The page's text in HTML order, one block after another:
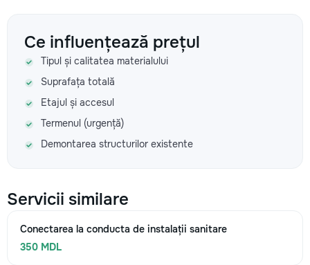
Ce influențează prețul
Tipul și calitatea materialului
Suprafața totală
Etajul și accesul
Termenul (urgență)
Demontarea structurilor existente
Servicii similare
Conectarea la conducta de instalații sanitare
350 MDL